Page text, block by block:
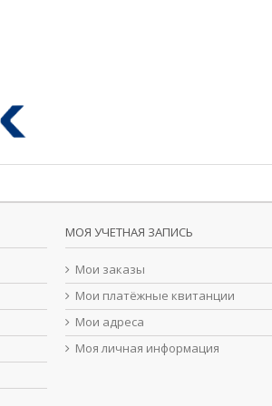
МОЯ УЧЕТНАЯ ЗАПИСЬ
Мои заказы
Мои платёжные квитанции
Мои адреса
Моя личная информация